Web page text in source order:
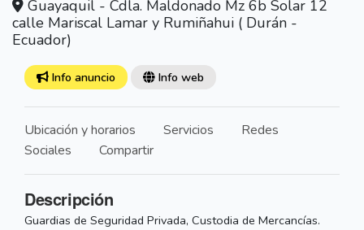
Guayaquil - Cdla. Maldonado Mz 6b Solar 12
calle Mariscal Lamar y Rumiñahui ( Durán -
Ecuador)
Info anuncio Info web
Ubicación y horarios Servicios
Redes
Sociales
Compartir
Descripción
Guardias de Seguridad Privada, Custodia de Mercancías.